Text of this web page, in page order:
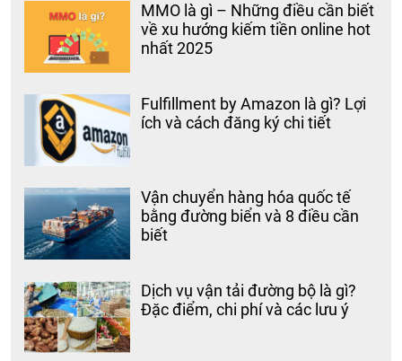
MMO là gì – Những điều cần biết
về xu hướng kiếm tiền online hot
nhất 2025
Fulfillment by Amazon là gì? Lợi
ích và cách đăng ký chi tiết
Vận chuyển hàng hóa quốc tế
bằng đường biển và 8 điều cần
biết
Dịch vụ vận tải đường bộ là gì?
Đặc điểm, chi phí và các lưu ý